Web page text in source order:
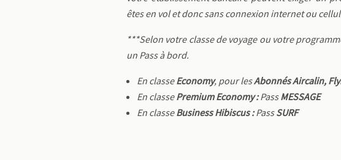
êtes en vol et donc sans connexion internet ou
***Selon votre classe de voyage ou votre
un Pass à bord.
En classeEconomy, pour lesAbonnés Aircalin,
En classePremium Economy :PassMESSAGE
En classeBusiness Hibiscus :PassSURF